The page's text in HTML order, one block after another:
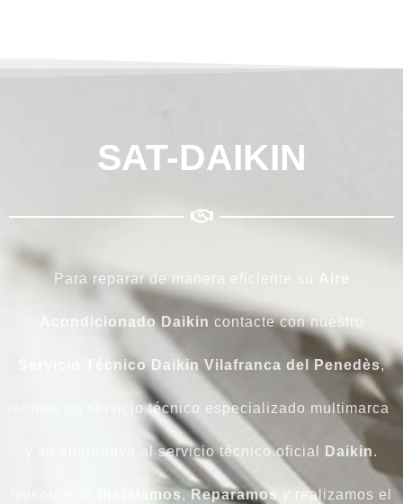
SAT-DAIKIN
Para reparar de manera eficiente su Aire
Acondicionado Daikin contacte con nuestro
Servicio Técnico Daikin Vilafranca del Penedès,
somos un servicio técnico especializado multimarca
y su alternativa al servicio técnico oficial Daikin.
Instalamos,Reparamos y realizamos el